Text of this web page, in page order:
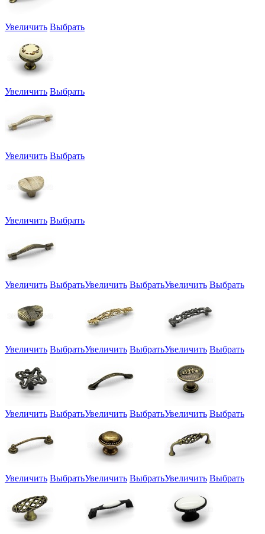
Увеличить Выбрать
Увеличить Выбрать
Увеличить Выбрать
Увеличить Выбрать
Увеличить ВыбратьУвеличить ВыбратьУвеличить Выбрать
Увеличить ВыбратьУвеличить ВыбратьУвеличить Выбрать
Увеличить ВыбратьУвеличить ВыбратьУвеличить Выбрать
Увеличить ВыбратьУвеличить ВыбратьУвеличить Выбрать